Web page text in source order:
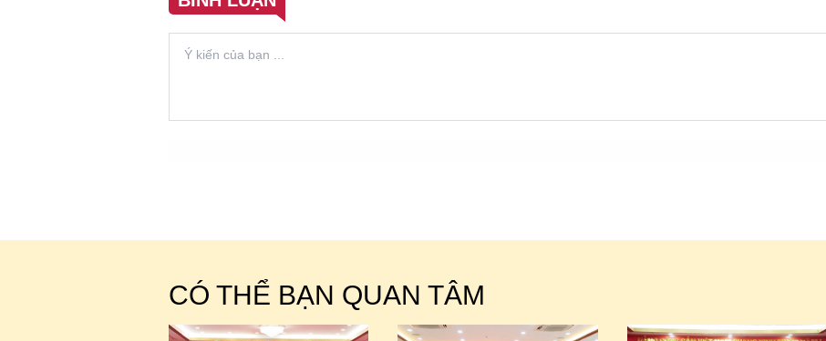
CÓ THỂ BẠN QUAN TÂM